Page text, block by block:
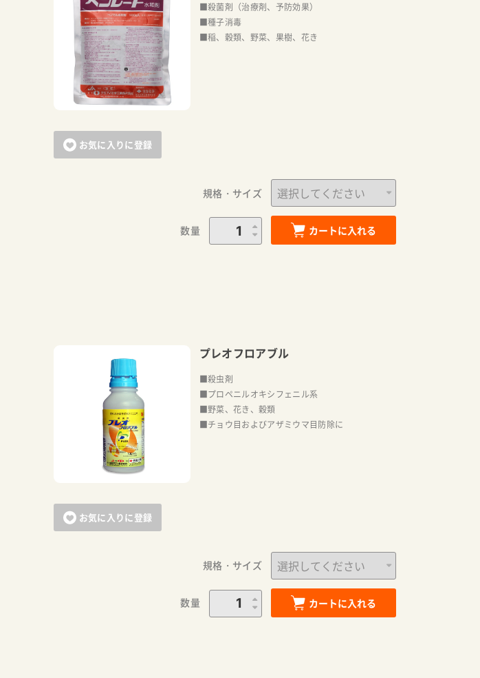
お気に入りに登録
■殺菌剤（治療剤、予防効果）
■種子消毒
■稲、穀類、野菜、果樹、花き
規格・サイズ
数量 カートに入れる
お気に入りに登録
プレオフロアブル
■殺虫剤
■プロペニルオキシフェニル系
■野菜、花き、穀類
■チョウ目およびアザミウマ目防除に
規格・サイズ
数量 カートに入れる